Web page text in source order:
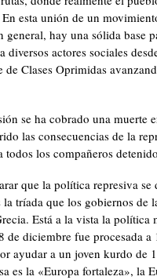
esta unión de un
general, hay una sólida base
diversos actores sociales
de Clases Oprimidas
se ha cobrado una muerte
las consecuencias de la
todos los compañeros
que la política represiva
la tríada que los gobiernos
Está a la vista la política
de diciembre fue procesada
ayudar a un joven kurdo de
es la «Europa fortaleza», la